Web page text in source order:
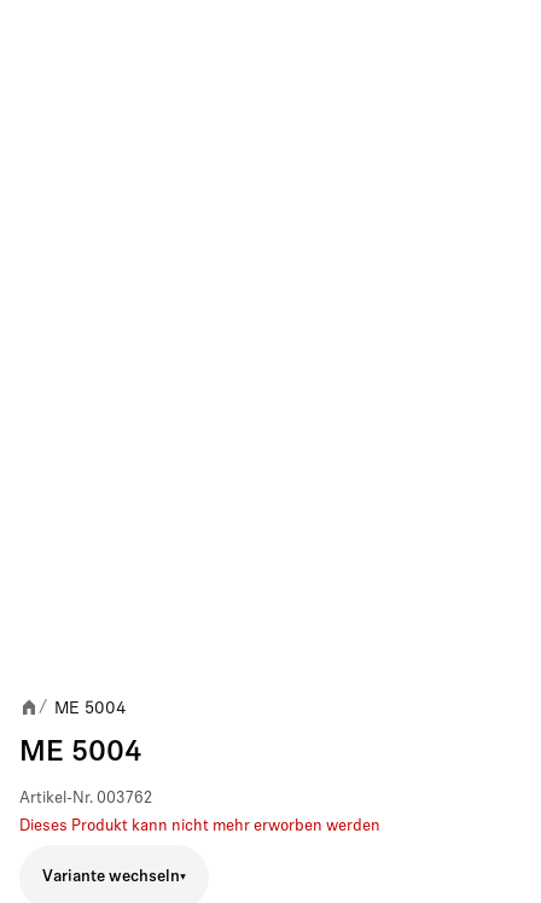
/ ME 5004
ME 5004
Artikel-Nr. 003762
Dieses Produkt kann nicht mehr erworben werden
Variante wechseln